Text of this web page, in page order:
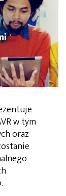
w tym
oraz